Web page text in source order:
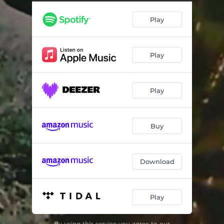
03:29
Las Muñoz Marin salen de compras - Remasterizado 05:59
El refajo marañón - Remasterizado 03:43
Ilusión de abuela - Remasterizado 05:34
Se lo dije a Caridad - Remasterizado 03:59
En el club - Remasterizado 05:43
El agua medicinal - Remasterizado 03:47
Play
Play
Play
Buy
Download
Play